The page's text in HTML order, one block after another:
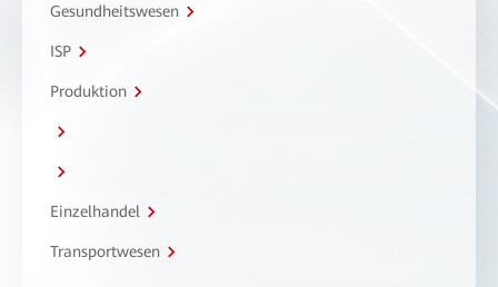
Gesundheitswesen
ISP
Produktion
Einzelhandel
Transportwesen